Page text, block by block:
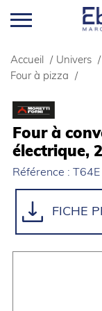
Accueil / Univers /
Four à pizza
/
Four à
électrique,
Référence :
FICHE